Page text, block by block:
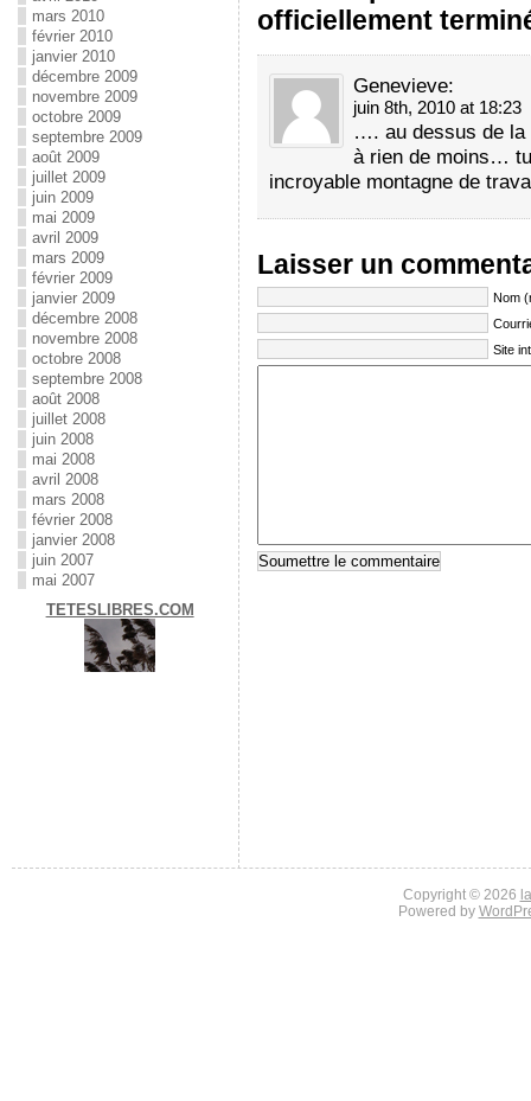
officiellement
Genevieve:
juin 8th, 2010 at 18:23
…. au dessus de la
à rien de moins…
incroyable montagne de
Laisser un
Nom
Site
mars 2010
février 2010
janvier 2010
décembre 2009
novembre 2009
octobre 2009
septembre 2009
août 2009
juillet 2009
juin 2009
mai 2009
avril 2009
mars 2009
février 2009
janvier 2009
décembre 2008
novembre 2008
octobre 2008
septembre 2008
août 2008
juillet 2008
juin 2008
mai 2008
avril 2008
mars 2008
février 2008
janvier 2008
juin 2007
mai 2007
TETESLIBRES.COM
Copyright © 2026
Powered by